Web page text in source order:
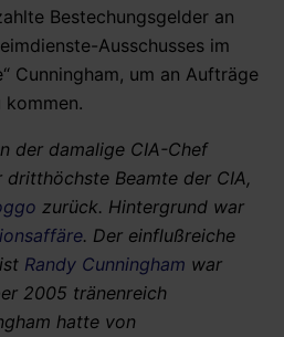
Bestechungsgelder an
Ausschusses im
Cunningham, um an Aufträge
kommen.
der damalige CIA-Chef
dritthöchste Beamte der CIA,
zurück. Hintergrund war
. Der einflußreiche
Randy Cunningham war
2005 tränenreich
hatte von